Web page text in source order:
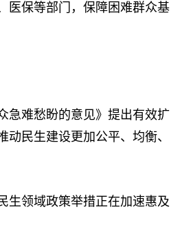
保等部门，保障困难群众基
难愁盼的意见》提出有效扩
民生建设更加公平、均衡、
领域政策举措正在加速惠及